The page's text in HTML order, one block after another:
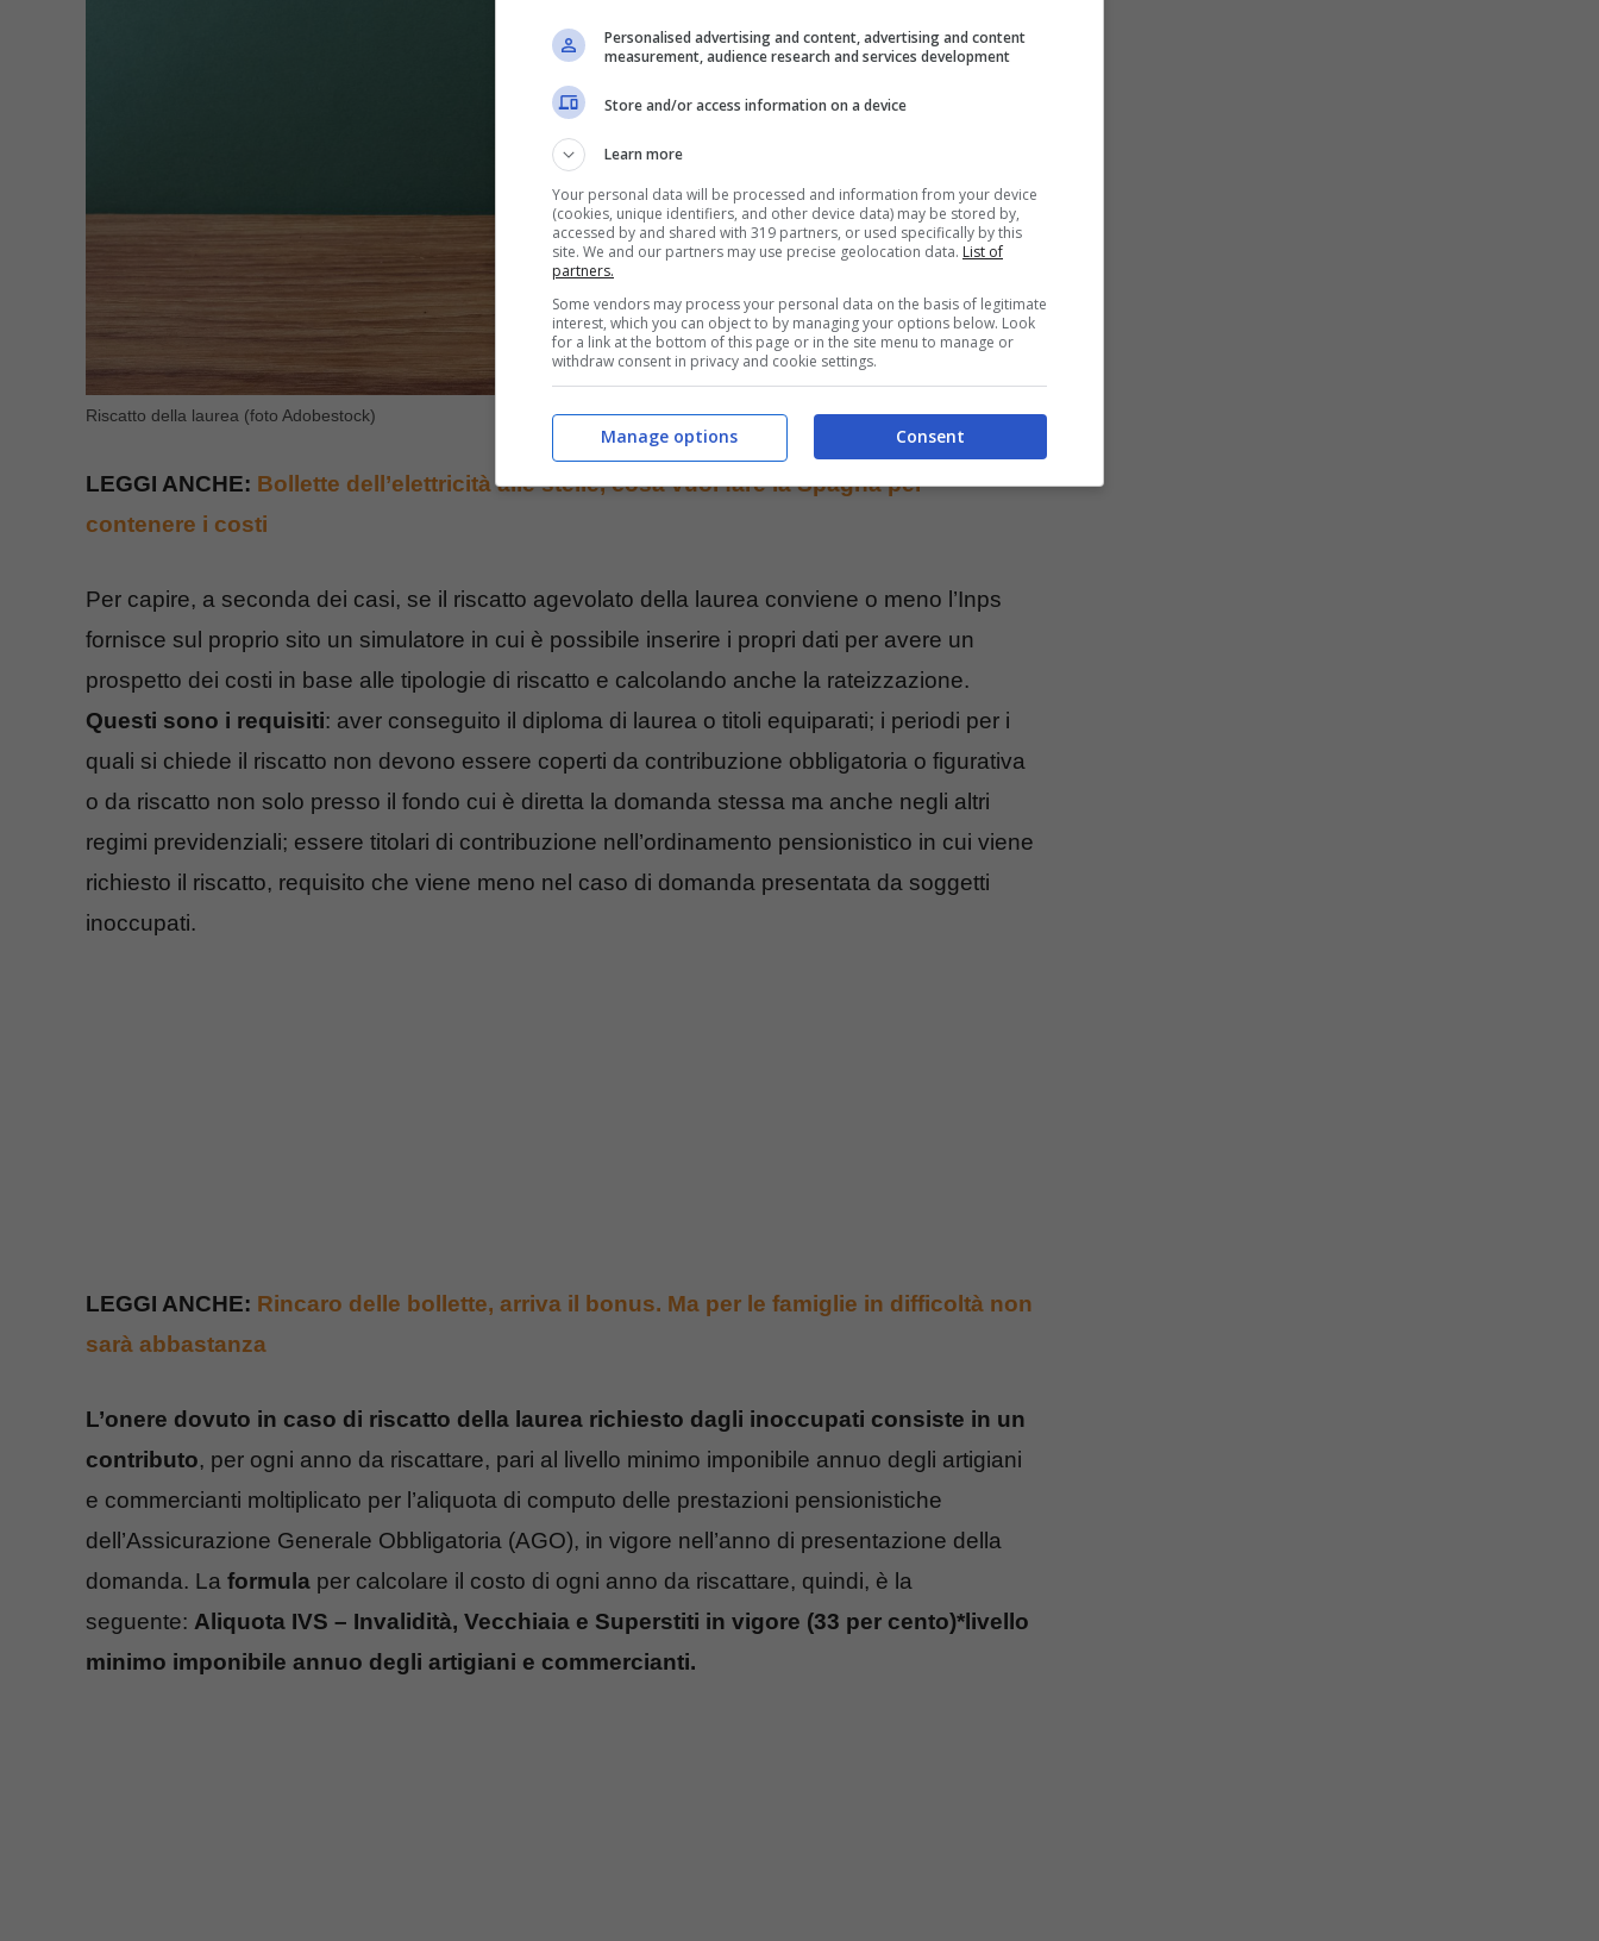
Riscatto della laurea (foto Adobestock)
LEGGI ANCHE: Bollette dell’elettricità alle stelle, cosa vuol fare la Spagna per
contenere i costi
Per capire, a seconda dei casi, se il riscatto agevolato della laurea conviene o meno l’Inps
fornisce sul proprio sito un simulatore in cui è possibile inserire i propri dati per avere un
prospetto dei costi in base alle tipologie di riscatto e calcolando anche la rateizzazione.
Questi sono i requisiti: aver conseguito il diploma di laurea o titoli equiparati; i periodi per i
quali si chiede il riscatto non devono essere coperti da contribuzione obbligatoria o figurativa
o da riscatto non solo presso il fondo cui è diretta la domanda stessa ma anche negli altri
regimi previdenziali; essere titolari di contribuzione nell’ordinamento pensionistico in cui viene
richiesto il riscatto, requisito che viene meno nel caso di domanda presentata da soggetti
inoccupati.
LEGGI ANCHE: Rincaro delle bollette, arriva il bonus. Ma per le famiglie in difficoltà non
sarà abbastanza
L’onere dovuto in caso di riscatto della laurea richiesto dagli inoccupati consiste in un
contributo, per ogni anno da riscattare, pari al livello minimo imponibile annuo degli artigiani
e commercianti moltiplicato per l’aliquota di computo delle prestazioni pensionistiche
dell’Assicurazione Generale Obbligatoria (AGO), in vigore nell’anno di presentazione della
domanda. La formula per calcolare il costo di ogni anno da riscattare, quindi, è la
seguente: Aliquota IVS – Invalidità, Vecchiaia e Superstiti in vigore (33 per cento)*livello
minimo imponibile annuo degli artigiani e commercianti.
Personalised advertising and content, advertising and content
measurement, audience research and services development
Store and/or access information on a device
Learn more
Your personal data will be processed and information from your device
(cookies, unique identifiers, and other device data) may be stored by,
accessed by and shared with 319 partners, or used specifically by this
site. We and our partners may use precise geolocation data. List of
partners.
Some vendors may process your personal data on the basis of legitimate
interest, which you can object to by managing your options below. Look
for a link at the bottom of this page or in the site menu to manage or
withdraw consent in privacy and cookie settings.
Consent
Manage options